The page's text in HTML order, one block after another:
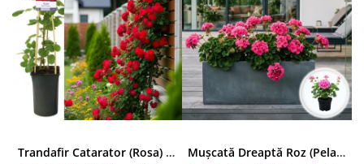
Trandafir Catarator (Rosa) Red Climber - 75cm Mușcată Dreaptă Roz (Pelargonium Zonale)